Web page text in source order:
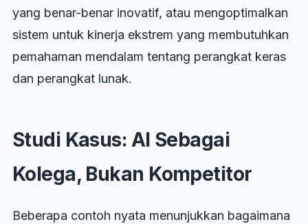
yang benar-benar inovatif, atau mengoptimalkan
sistem untuk kinerja ekstrem yang membutuhkan
pemahaman mendalam tentang perangkat keras
dan perangkat lunak.
Studi Kasus: AI Sebagai
Kolega, Bukan Kompetitor
Beberapa contoh nyata menunjukkan bagaimana